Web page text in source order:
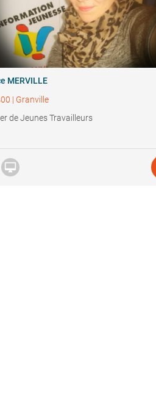
MERVILLE
| Granville
de Jeunes Travailleurs
